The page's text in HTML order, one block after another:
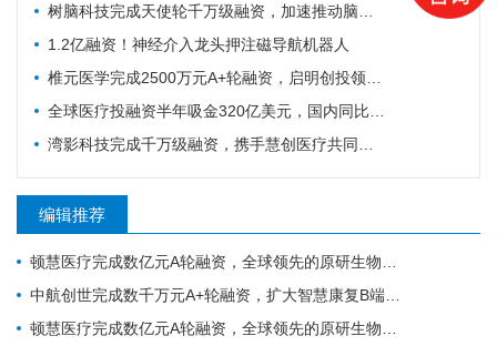
树脑科技完成天使轮千万级融资，加速推动脑机接口与脑磁图技术国产化普及
1.2亿融资！神经介入龙头押注磁导航机器人
椎元医学完成2500万元A+轮融资，启明创投领投加码骨科细胞疗法
全球医疗投融资半年吸金320亿美元，国内同比大涨214%！
湾影科技完成千万级融资，携手慧创医疗共同布局脑部代谢影像产业
编辑推荐
顿慧医疗完成数亿元A轮融资，全球领先的原研生物标志物研发、转化和商业化的IVD公司
中航创世完成数千万元A+轮融资，扩大智慧康复B端和C端谱系化新品研发
顿慧医疗完成数亿元A轮融资，全球领先的原研生物标志物研发、转化和商业化的IVD公司